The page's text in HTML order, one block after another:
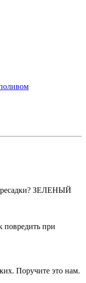
ЗЕЛЕНЫЙ
повредить при
Поручите это нам.